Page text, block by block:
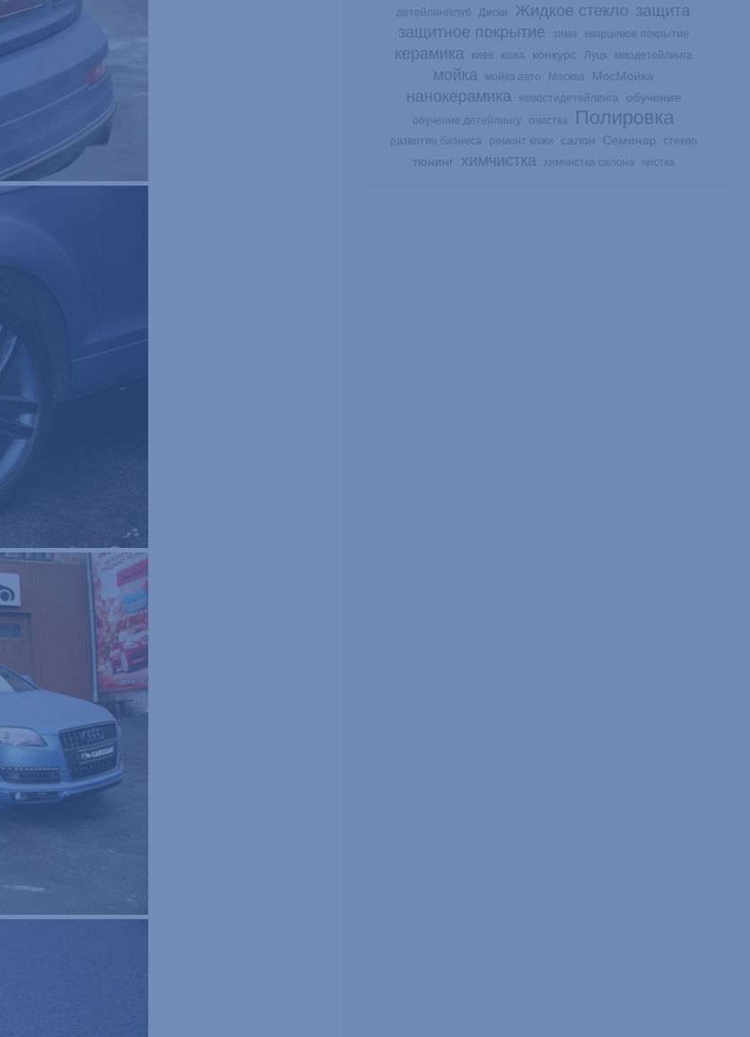
детейлингклуб
Диски Жидкое стекло защита
защитное покрытие
зима кварцевое покрытие
керамика киев кожа конкурс Луцк мирдетейлинга
мойка мойка авто Москва МосМойка
нанокерамика новостидетейлинга обучение
обучение детейлингу очистка Полировка
развитие бизнеса ремонт кожи салон Семинар стекло
тюнинг химчистка химчистка салона чистка